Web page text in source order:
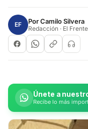
EF PorCamilo Silvera
Redacción · El Frente
Únete a
Recibe lo más